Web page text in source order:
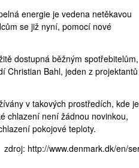
energie je vedena netěkavou
se již nyní, pomocí nové
dostupná běžným spotřebitelům,
Christian Bahl, jeden z
v takových prostředích, kde je
chlazení není žádnou novinkou,
pokojové teploty.
zdroj: http://www.denmark.dk/en/